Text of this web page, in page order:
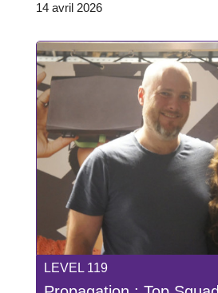
14 avril 2026
LEVEL 119